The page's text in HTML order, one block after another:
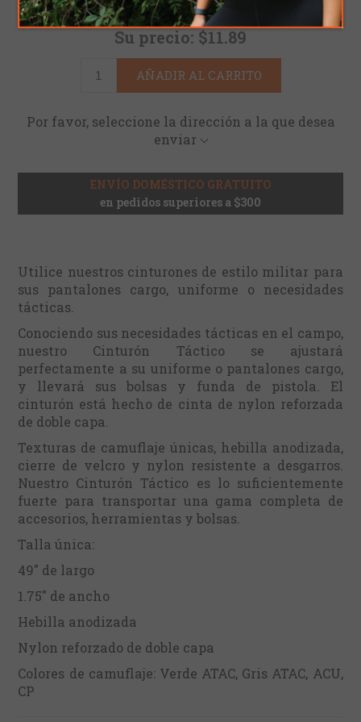
Precio: $13.99
Su precio: $11.89
AÑADIR AL CARRITO
Por favor, seleccione la dirección a la que desea
enviar
ENVÍO DOMÉSTICO GRATUITO
en pedidos superiores a $300
Utilice nuestros cinturones de estilo militar para
sus pantalones cargo, uniforme o necesidades
tácticas.
Conociendo sus necesidades tácticas en el campo,
nuestro Cinturón Táctico se ajustará
perfectamente a su uniforme o pantalones cargo,
y llevará sus bolsas y funda de pistola. El
cinturón está hecho de cinta de nylon reforzada
de doble capa.
Texturas de camuflaje únicas, hebilla anodizada,
cierre de velcro y nylon resistente a desgarros.
Nuestro Cinturón Táctico es lo suficientemente
fuerte para transportar una gama completa de
accesorios, herramientas y bolsas.
Talla única:
49" de largo
1.75" de ancho
Hebilla anodizada
Nylon reforzado de doble capa
Colores de camuflaje: Verde ATAC, Gris ATAC, ACU,
CP